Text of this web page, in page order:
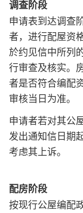
调查阶段
申请表到达调查
者，进行配屋资
於约见信中所列
行审查及核实。
者是否符合编配
审核当日为准。
申请者若对其公
发出通知信日期
考虑其上诉。
配房阶段
按现行公屋编配